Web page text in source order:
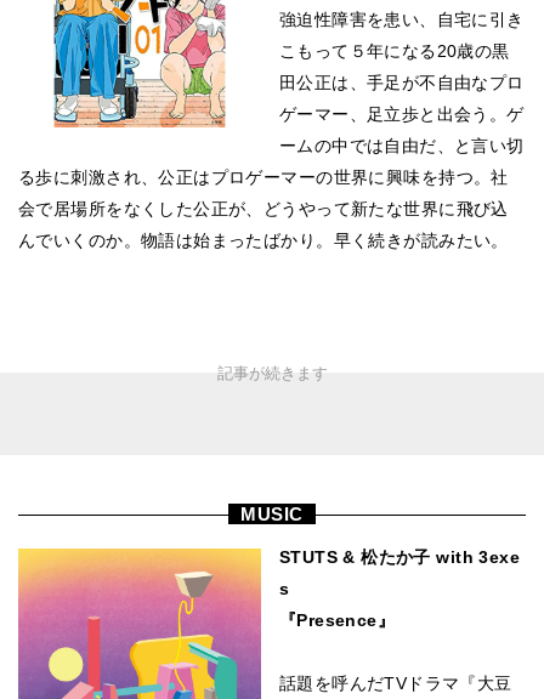
強迫性障害を患い、自宅に引き
こもって５年になる20歳の黒
田公正は、手足が不自由なプロ
ゲーマー、足立歩と出会う。ゲ
ームの中では自由だ、と言い切
る歩に刺激され、公正はプロゲーマーの世界に興味を持つ。社
会で居場所をなくした公正が、どうやって新たな世界に飛び込
んでいくのか。物語は始まったばかり。早く続きが読みたい。
MUSIC
STUTS & 松たか子 with 3exe
s
『Presence』
話題を呼んだTVドラマ『大豆